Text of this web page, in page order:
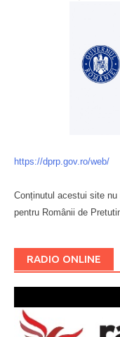
https://dprp.gov.ro/web/
Conținutul acestui site
pentru Românii de
RADIO ONLINE